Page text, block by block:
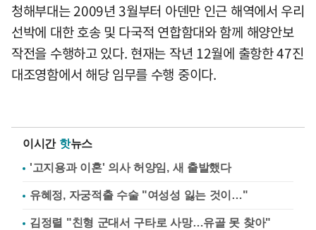
청해부대는 2009년 3월부터 아덴만 인근 해역에서 우리
선박에 대한 호송 및 다국적 연합함대와 함께 해양안보
작전을 수행하고 있다. 현재는 작년 12월에 출항한 47진
대조영함에서 해당 임무를 수행 중이다.
이시간 핫뉴스
'고지용과 이혼' 의사 허양임, 새 출발했다
유혜정, 자궁적출 수술 "여성성 잃는 것이…"
김정렬 "친형 군대서 구타로 사망…유골 못 찾아"